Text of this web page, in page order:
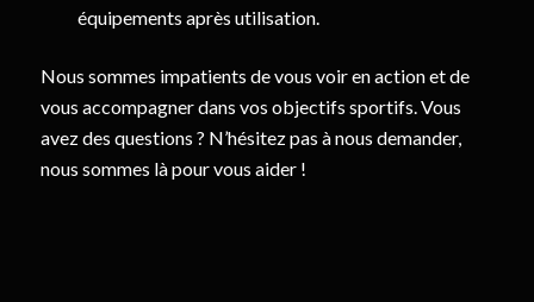
équipements après utilisation.
Nous sommes impatients de vous voir en action et de
vous accompagner dans vos objectifs sportifs. Vous
avez des questions ? N’hésitez pas à nous demander,
nous sommes là pour vous aider !